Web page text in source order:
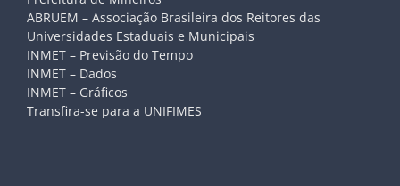
ABRUEM – Associação Brasileira dos Reitores das
Universidades Estaduais e Municipais
INMET – Previsão do Tempo
INMET – Dados
INMET – Gráficos
Transfira-se para a UNIFIMES